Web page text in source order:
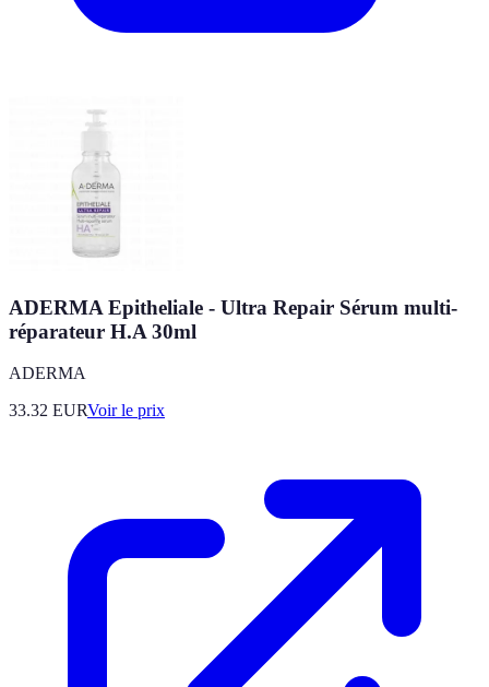
ADERMA Epitheliale - Ultra Repair Sérum multi-
réparateur H.A 30ml
ADERMA
33.32 EURVoir le prix